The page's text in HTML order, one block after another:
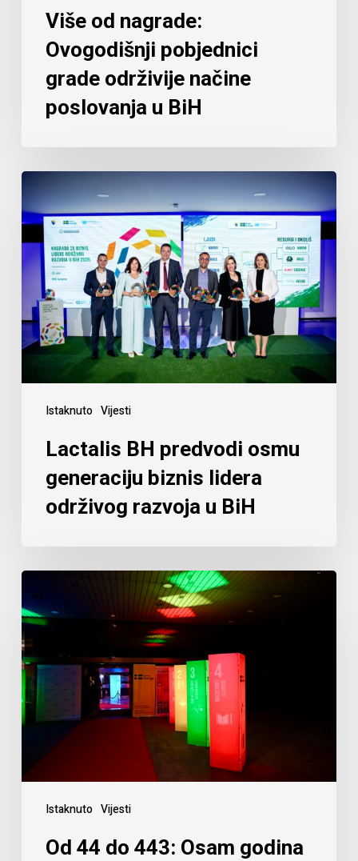
Više od nagrade:
Ovogodišnji pobjednici
grade održivije načine
poslovanja u BiH
Istaknuto Vijesti
Lactalis BH predvodi osmu
generaciju biznis lidera
održivog razvoja u BiH
Istaknuto Vijesti
Od 44 do 443: Osam godina